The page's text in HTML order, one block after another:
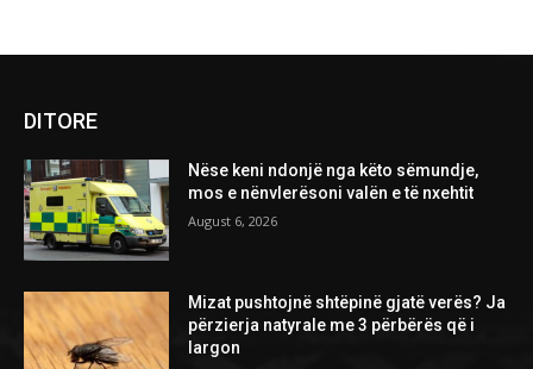
DITORE
Nëse keni ndonjë nga këto sëmundje,
mos e nënvlerësoni valën e të nxehtit
August 6, 2026
Mizat pushtojnë shtëpinë gjatë verës? Ja
përzierja natyrale me 3 përbërës që i
largon